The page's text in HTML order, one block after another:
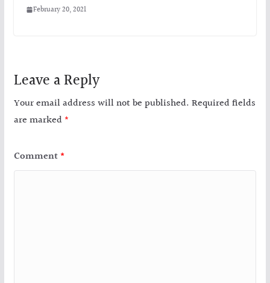
February 20, 2021
Leave a Reply
Your email address will not be published. Required fields
are marked *
Comment *